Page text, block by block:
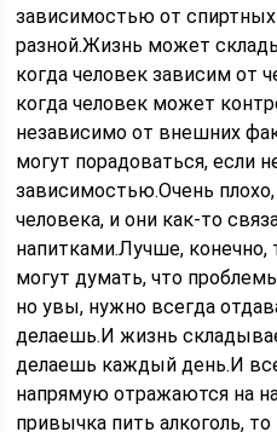
зависимостью от
разной.Жизнь может
когда человек зависим от
когда человек может
независимо от внешних
могут порадоваться, если
зависимостью.Очень
человека, и они как-то
напитками.Лучше,
могут думать, что
но увы, нужно всегда
делаешь.И жизнь
делаешь каждый день.И
напрямую отражаются на
привычка пить алкоголь,